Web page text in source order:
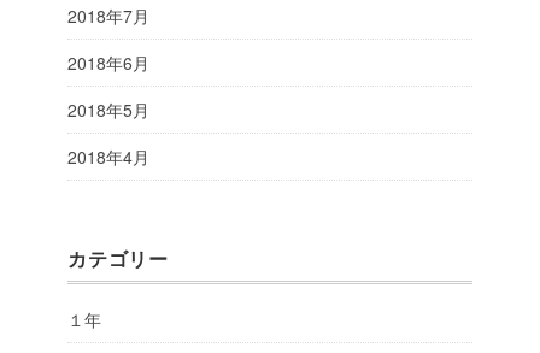
2018年7月
2018年6月
2018年5月
2018年4月
カテゴリー
１年